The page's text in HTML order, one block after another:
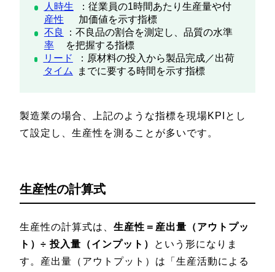
人時生
産性
：従業員の1時間あたり生産量や付
加価値を示す指標
不良
率
：不良品の割合を測定し、品質の水準
を把握する指標
リード
タイム
：原材料の投入から製品完成／出荷
までに要する時間を示す指標
製造業の場合、上記のような指標を現場KPIとし
て設定し、生産性を測ることが多いです。
生産性の計算式
生産性の計算式は、 生産性＝産出量（アウトプッ
ト）÷ 投入量（インプット）
という形になりま
す。産出量（アウトプット）は「生産活動による